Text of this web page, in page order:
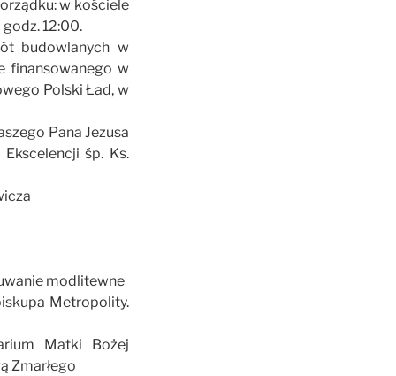
w kościele
12:00.
budowlanych w
finansowanego w
Polski Ład, w
Pana Jezusa
śp. Ks.
modlitewne
Metropolity.
Matki Bożej
Zmarłego